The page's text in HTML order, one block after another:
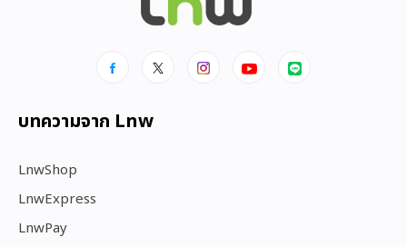
บทความจาก Lnw
LnwShop
LnwExpress
LnwPay